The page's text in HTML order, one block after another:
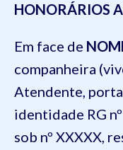
HONORÁRIOS
Em face de
companheira
Atendente,
identidade RG
sob nº XXXXX,